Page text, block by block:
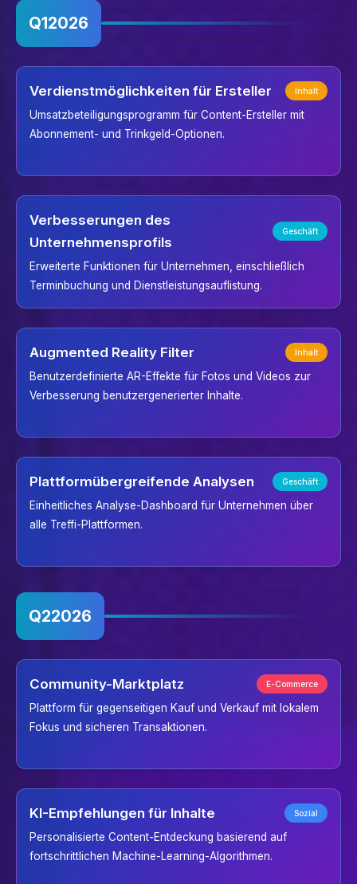
Q12026
Verdienstmöglichkeiten für Ersteller Inhalt
Umsatzbeteiligungsprogramm für Content-Ersteller mit
Abonnement- und Trinkgeld-Optionen.
Verbesserungen des
Unternehmensprofils
Geschäft
Erweiterte Funktionen für Unternehmen, einschließlich
Terminbuchung und Dienstleistungsauflistung.
Augmented Reality Filter Inhalt
Benutzerdefinierte AR-Effekte für Fotos und Videos zur
Verbesserung benutzergenerierter Inhalte.
Plattformübergreifende Analysen Geschäft
Einheitliches Analyse-Dashboard für Unternehmen über
alle Treffi-Plattformen.
Q22026
Community-Marktplatz E-Commerce
Plattform für gegenseitigen Kauf und Verkauf mit lokalem
Fokus und sicheren Transaktionen.
KI-Empfehlungen für Inhalte Sozial
Personalisierte Content-Entdeckung basierend auf
fortschrittlichen Machine-Learning-Algorithmen.